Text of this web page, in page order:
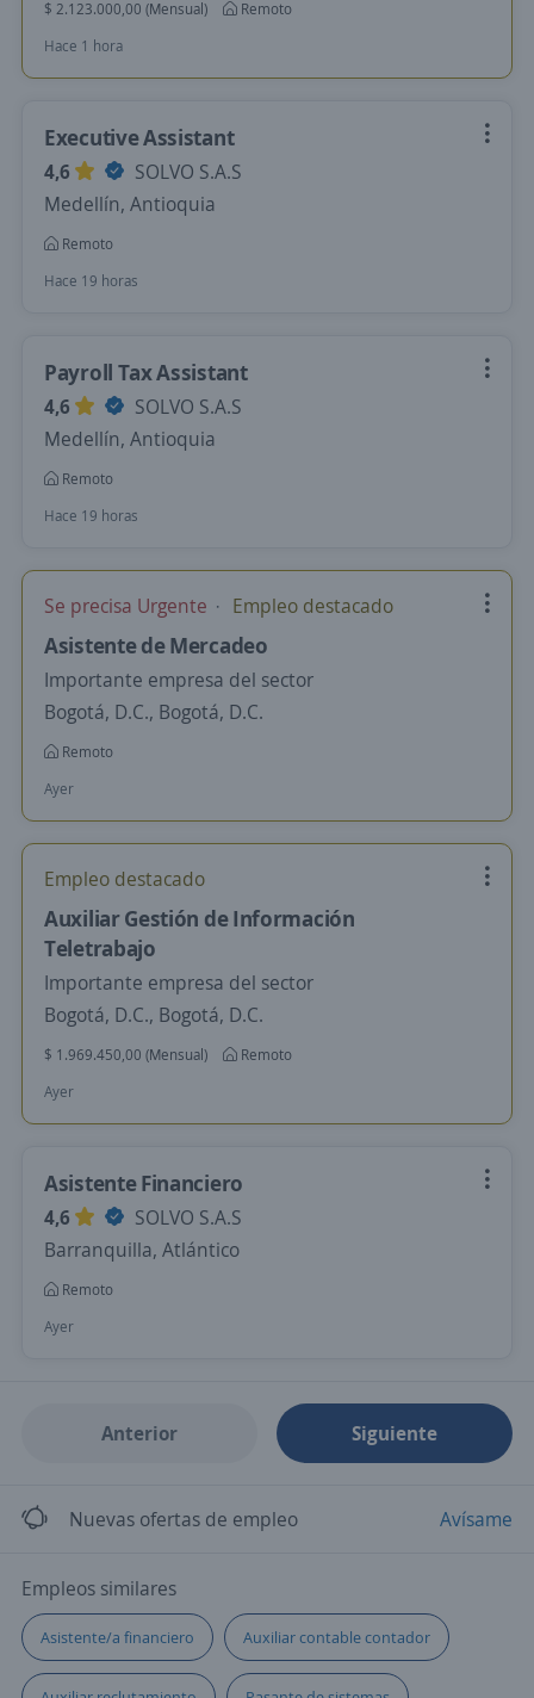
$ 2.123.000,00 (Mensual)
Remoto
Hace 1 hora
Executive Assistant
4,6
SOLVO S.A.S
Medellín, Antioquia
Remoto
Hace 19 horas
Payroll Tax Assistant
4,6
SOLVO S.A.S
Medellín, Antioquia
Remoto
Hace 19 horas
Se precisa Urgente Empleo destacado
Asistente de Mercadeo
Importante empresa del sector
Bogotá, D.C., Bogotá, D.C.
Remoto
Ayer
Empleo destacado
Auxiliar Gestión de Información
Teletrabajo
Importante empresa del sector
Bogotá, D.C., Bogotá, D.C.
$ 1.969.450,00 (Mensual)
Remoto
Ayer
Asistente Financiero
4,6
SOLVO S.A.S
Barranquilla, Atlántico
Remoto
Ayer
Anterior Siguiente
Nuevas ofertas de empleo Avísame
Empleos similares
Asistente/a financiero Auxiliar contable contador